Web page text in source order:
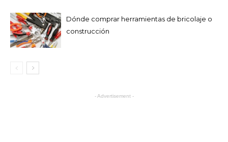
Dónde comprar herramientas de bricolaje o
construcción
- Advertisement -